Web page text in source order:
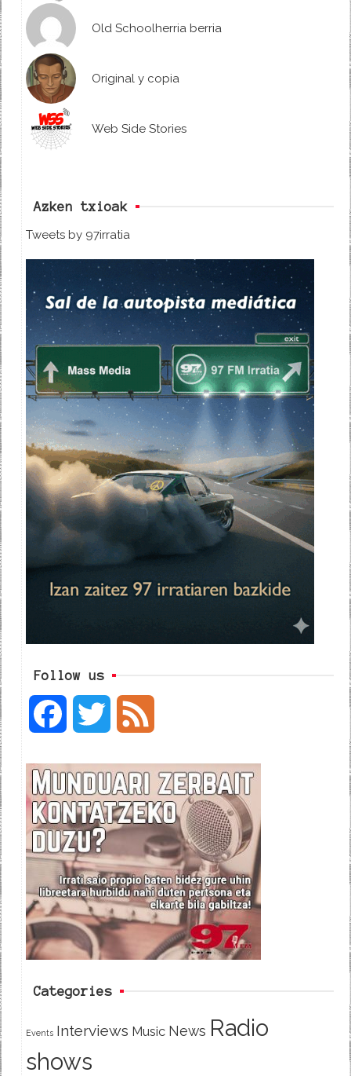
Old Schoolherria berria
Original y copia
Web Side Stories
Azken txioak
Tweets by 97irratia
Follow us
c
e
b
o
o
i
t
t
e
e
d
Categories
Events Interviews Music News Radio
shows